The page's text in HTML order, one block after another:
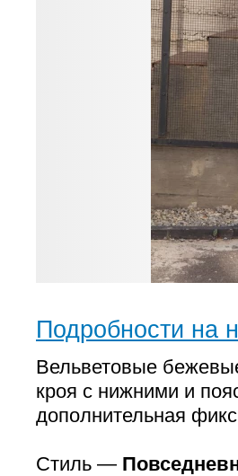
Подробности на
Вельветовые
кроя с нижними и
дополнительная
Стиль —